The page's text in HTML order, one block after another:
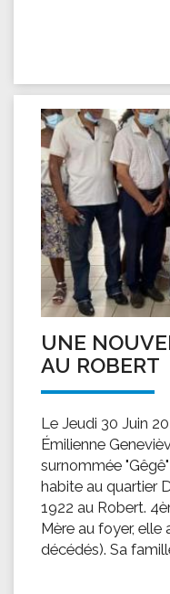
UNE
AU ROBERT
Le Jeudi 30 Juin
Émilienne
surnommée
habite au quartier
1922 au Robert.
Mère au foyer, elle
décédés). Sa